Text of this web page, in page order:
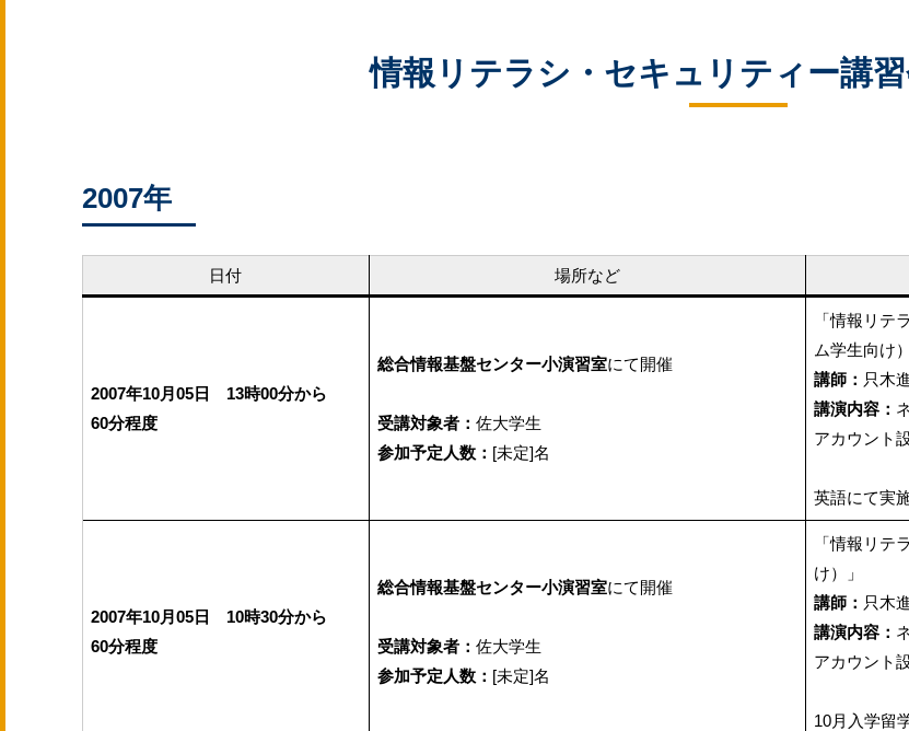
新入生及び編入生、大学院生 各種アプリの便利機能
情報リテラシ・セキュリティー講
2007年
日付 場所など
2007年10月05日 13時00分から
60分程度
総合情報基盤センター小演習室にて開催
受講対象者： 佐大学生
参加予定人数： [未定]名
「情報リテ
ム学生向け）
講師： 只木
講演内容：
アカウント
英語にて実
2007年10月05日 10時30分から
60分程度
総合情報基盤センター小演習室にて開催
受講対象者： 佐大学生
参加予定人数： [未定]名
「情報リテ
け）」
講師： 只木
講演内容：
アカウント
10月入学留